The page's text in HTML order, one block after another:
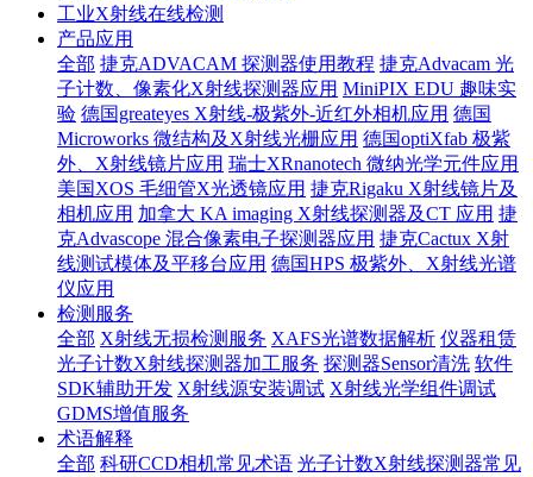
工业X射线在线检测
产品应用
全部 捷克ADVACAM 探测器使用教程 捷克Advacam 光
子计数、像素化X射线探测器应用 MiniPIX EDU 趣味实
验 德国greateyes X射线-极紫外-近红外相机应用 德国
Microworks 微结构及X射线光栅应用 德国optiXfab 极紫
外、X射线镜片应用 瑞士XRnanotech 微纳光学元件应用
美国XOS 毛细管X光透镜应用 捷克Rigaku X射线镜片及
相机应用 加拿大 KA imaging X射线探测器及CT 应用 捷
克Advascope 混合像素电子探测器应用 捷克Cactux X射
线测试模体及平移台应用 德国HPS 极紫外、X射线光谱
仪应用
检测服务
全部 X射线无损检测服务 XAFS光谱数据解析 仪器租赁
光子计数X射线探测器加工服务 探测器Sensor清洗 软件
SDK辅助开发 X射线源安装调试 X射线光学组件调试
GDMS增值服务
术语解释
全部 科研CCD相机常见术语 光子计数X射线探测器常见